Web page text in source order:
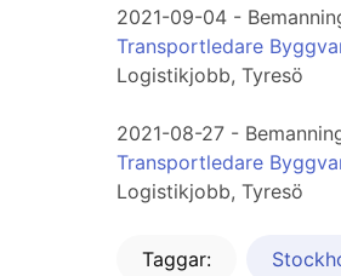
2021-09-04 -
Transportledare
Logistikjobb, Tyresö
2021-08-27 -
Transportledare
Logistikjobb, Tyresö
Taggar: